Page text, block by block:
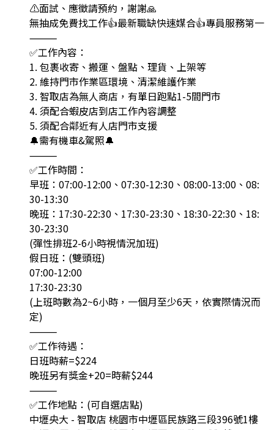
⚠️面試、應徵請預約，謝謝🙏
無抽成免費找工作👍最新職缺快速媒合👍專員服務第一
⸻
✅工作內容：
1. 包裹收寄、搬運、盤點、理貨、上架等
2. 維持門市作業區環境、清潔維護作業
3. 智取店為無人商店，有單日跑點1-5間門市
4. 須配合蝦皮店到店工作內容調整
5. 須配合鄰近有人店門市支援
🔔需有機車&駕照🔔
⸻
✅工作時間：
早班：07:00-12:00、07:30-12:30、08:00-13:00、08:
30-13:30
晚班：17:30-22:30、17:30-23:30、18:30-22:30、18:
30-23:30
(彈性排班2-6小時視情況加班)
假日班：(雙頭班)
07:00-12:00
17:30-23:30
(上班時數為2~6小時，一個月至少6天，依實際情況而
定)
⸻
✅工作待遇：
日班時薪=$224
晚班另有獎金+20=時薪$244
⸻
✅工作地點：(可自選店點)
中壢央大 - 智取店 桃園市中壢區民族路三段396號1樓